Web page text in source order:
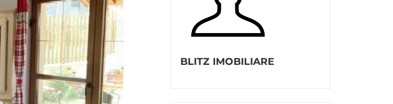
BLITZ IMOBILIARE